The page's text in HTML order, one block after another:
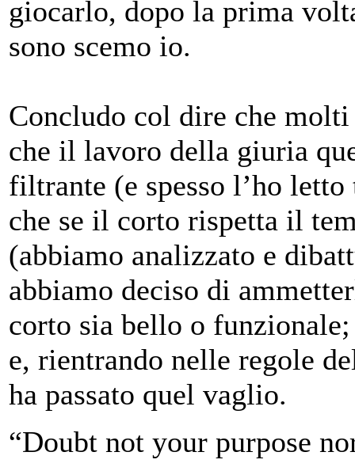
giocarlo, dopo la prima
sono scemo io.
Concludo col dire che
che il lavoro della giuria
filtrante (e spesso l’ho
che se il corto rispetta il
(abbiamo analizzato e
abbiamo deciso di
corto sia bello o
e, rientrando nelle regole
ha passato quel vaglio.
“Doubt not your purpose